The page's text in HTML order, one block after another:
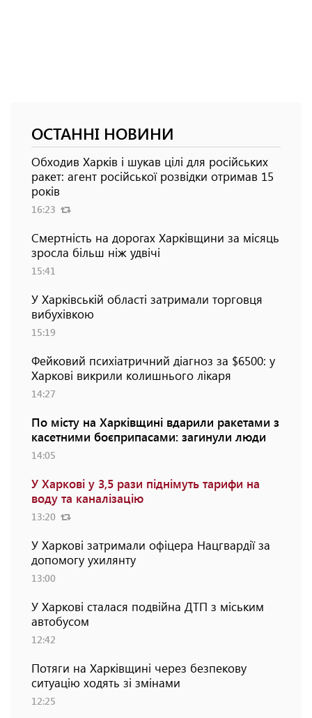
ОСТАННІ НОВИНИ
Обходив Харків і шукав цілі для російських
ракет: агент російської розвідки отримав 15
років
16:23
Смертність на дорогах Харківщини за місяць
зросла більш ніж удвічі
15:41
У Харківській області затримали торговця
вибухівкою
15:19
Фейковий психіатричний діагноз за $6500: у
Харкові викрили колишнього лікаря
14:27
По місту на Харківщині вдарили ракетами з
касетними боєприпасами: загинули люди
14:05
У Харкові у 3,5 рази піднімуть тарифи на
воду та каналізацію
13:20
У Харкові затримали офіцера Нацгвардії за
допомогу ухилянту
13:00
У Харкові сталася подвійна ДТП з міським
автобусом
12:42
Потяги на Харківщині через безпекову
ситуацію ходять зі змінами
12:25